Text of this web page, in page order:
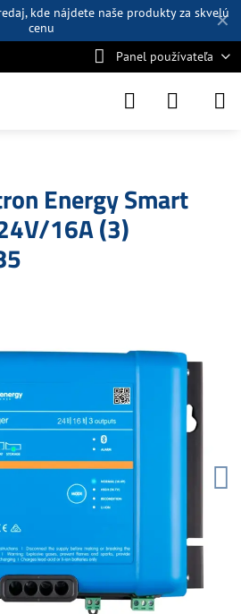
✕
, kde nájdete naše produkty za skvelú
cenu
Panel používateľa
Energy Smart
16A (3)